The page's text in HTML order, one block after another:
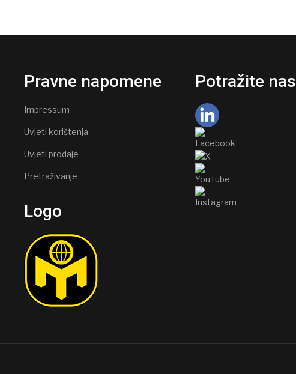
Pravne napomene
Impressum
Uvjeti korištenja
Uvjeti prodaje
Pretraživanje
Logo
Potražite nas